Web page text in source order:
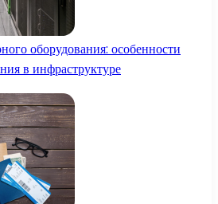
оборудования: особенности
в инфраструктуре